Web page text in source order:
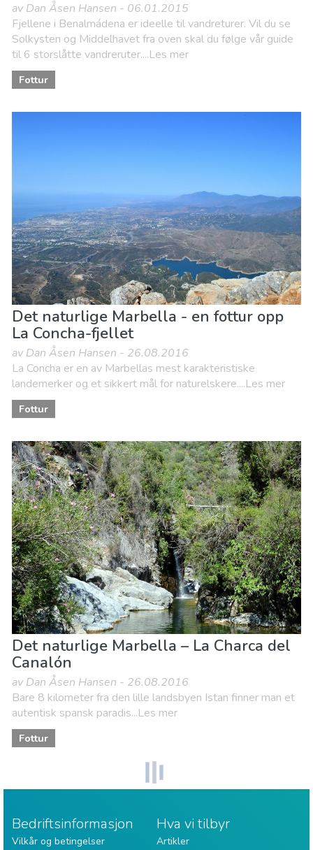
av Dan Åsen Hansen - 06.01.2015
Fjellene i Benalmádena er ideelle til vandreturer. Vil du se
Solkysten og Middelhavet fra oven skal du følge vår guide
til 6 storslåtte vandreruter....Les mer
Fottur
Det naturlige Marbella - en fottur opp
La Concha-fjellet
av Dan Åsen Hansen - 26.08.2016
La Concha er en av Marbellas mest karakteristiske
landemerker og et sikkert mål for naturelskere....Les mer
Fottur
Det naturlige Marbella – La Charca del
Canalón
av Dan Åsen Hansen - 26.08.2016
Bare 8 kilometer fra den lille landsbyen Istan finner man et
autentisk spansk paradis...Les mer
Fottur
Bedriftsinformasjon
Vilkår og betingelser
Hva vi tilbyr
Artikler